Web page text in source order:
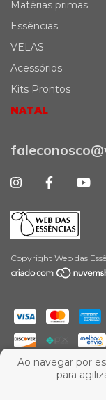
Ao navegar por
para
Matérias primas
Essências
VELAS
Acessórios
Kits Prontos
NATAL
Copyright Web das
Desenvolvimento: